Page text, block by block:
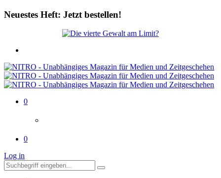
Neuestes Heft: Jetzt bestellen!
0
0
Log in